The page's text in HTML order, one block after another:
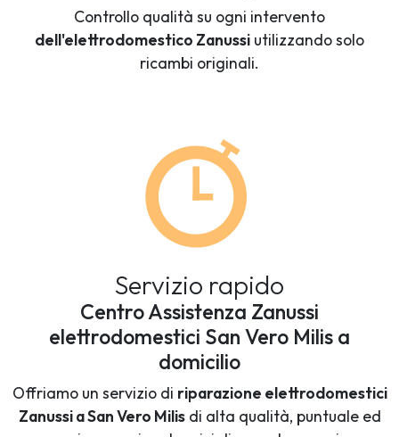
Controllo qualità su ogni intervento
dell'elettrodomestico Zanussi utilizzando solo
ricambi originali.
Servizio rapido
Centro Assistenza Zanussi
elettrodomestici San Vero Milis a
domicilio
Offriamo un servizio di riparazione elettrodomestici
Zanussi a San Vero Milisdi alta qualità, puntuale ed